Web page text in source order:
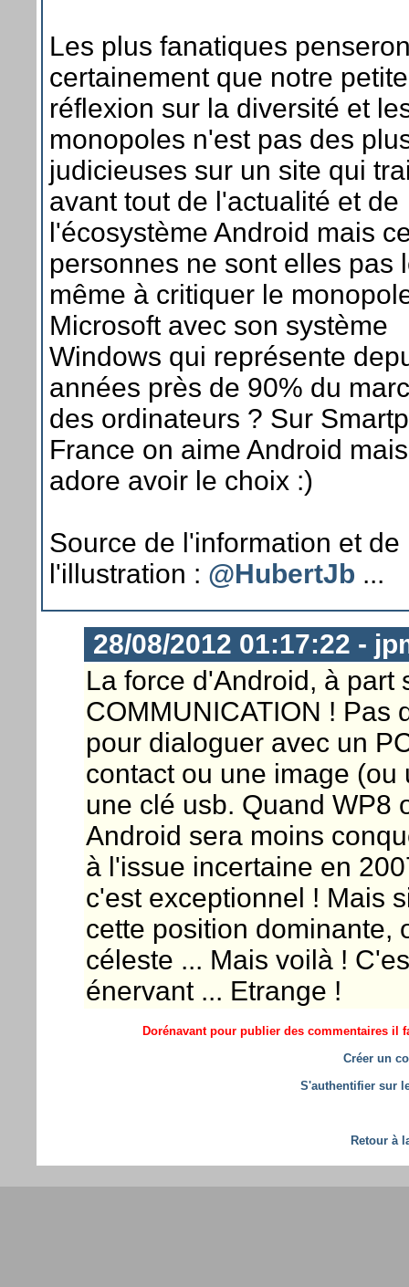
Les plus fanatiques
certainement que notre petite
réflexion sur la diversité et
monopoles n'est pas des
judicieuses sur un site qui
avant tout de l'actualité et de
l'écosystème Android mais
personnes ne sont elles pas
même à critiquer le
Microsoft avec son système
Windows qui représente
années près de 90% du
des ordinateurs ? Sur
France on aime Android
adore avoir le choix :)
Source de l'information et de
l'illustration : @HubertJb ...
28/08/2012 01:17:22 -
La force d'Android, à part
COMMUNICATION ! Pas
pour dialoguer avec un
contact ou une image
une clé usb. Quand WP8
Android sera moins
à l'issue incertaine en
c'est exceptionnel ! Mais
cette position dominante,
céleste ... Mais voilà !
énervant ... Etrange !
Dorénavant pour publier des commentaires il
Créer un
S'authentifier sur
Retour à